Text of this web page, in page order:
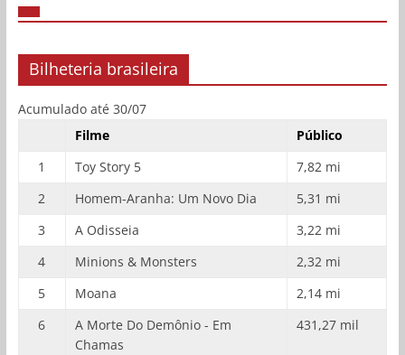
Bilheteria brasileira
Acumulado até 30/07
Filme
Público
1
Toy Story 5
7,82 mi
2
Homem-Aranha: Um Novo Dia
5,31 mi
3
A Odisseia
3,22 mi
4
Minions & Monsters
2,32 mi
5
Moana
2,14 mi
6
A Morte Do Demônio - Em
Chamas
431,27 mil